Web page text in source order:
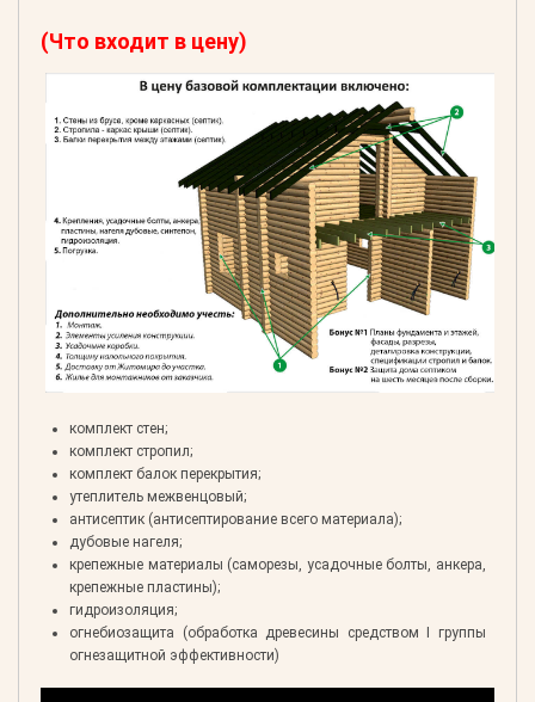
(Что входит в цену)
комплект стен;
комплект стропил;
комплект балок перекрытия;
утеплитель межвенцовый;
антисептик (антисептирование всего материала);
дубовые нагеля;
крепежные материалы (саморезы, усадочные болты, анкера,
крепежные пластины);
гидроизоляция;
огнебиозащита (обработка древесины средством I группы
огнезащитной эффективности)